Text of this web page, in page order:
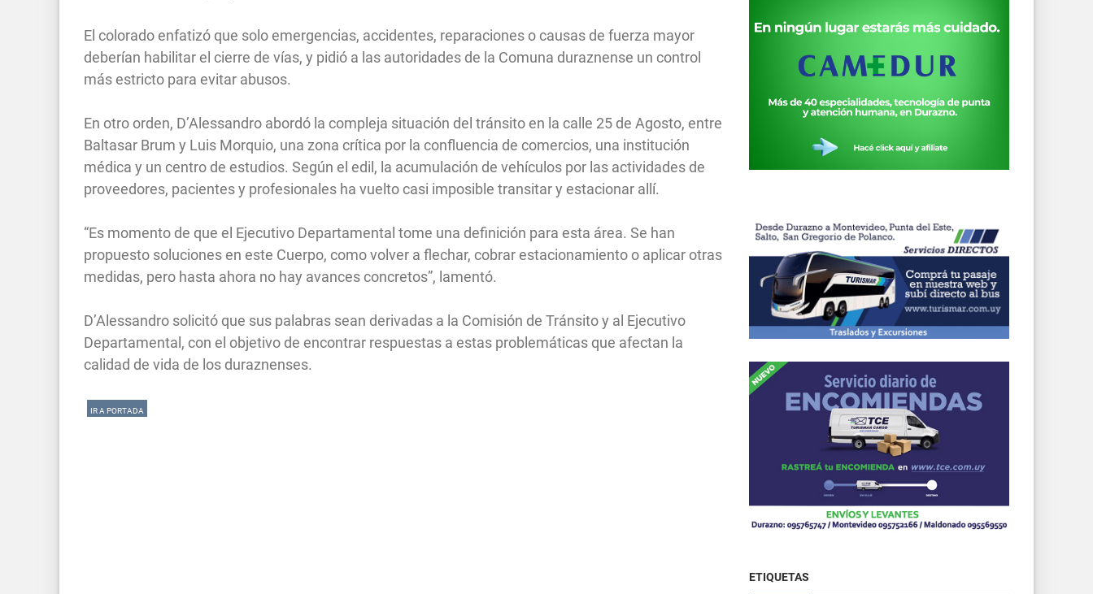
El colorado enfatizó que solo emergencias, accidentes, reparaciones o causas de fuerza mayor
deberían habilitar el cierre de vías, y pidió a las autoridades de la Comuna duraznense un control
más estricto para evitar abusos.
En otro orden, D’Alessandro abordó la compleja situación del tránsito en la calle 25 de Agosto, entre
Baltasar Brum y Luis Morquio, una zona crítica por la confluencia de comercios, una institución
médica y un centro de estudios. Según el edil, la acumulación de vehículos por las actividades de
proveedores, pacientes y profesionales ha vuelto casi imposible transitar y estacionar allí.
“Es momento de que el Ejecutivo Departamental tome una definición para esta área. Se han
propuesto soluciones en este Cuerpo, como volver a flechar, cobrar estacionamiento o aplicar otras
medidas, pero hasta ahora no hay avances concretos”, lamentó.
D’Alessandro solicitó que sus palabras sean derivadas a la Comisión de Tránsito y al Ejecutivo
Departamental, con el objetivo de encontrar respuestas a estas problemáticas que afectan la
calidad de vida de los duraznenses.
IR A PORTADA
ETIQUETAS